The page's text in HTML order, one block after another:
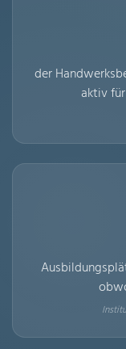
der
aktiv